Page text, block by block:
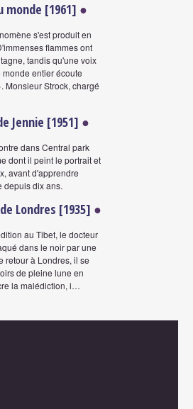
monde [1961] ●
s'est produit en
flammes ont
tandis qu'une voix
entier écoute
Monsieur Strock, chargé
Jennie [1951] ●
dans Central park
dont il peint le portrait et
avant d'apprendre
depuis dix ans.
Londres [1935] ●
au Tibet, le docteur
dans le noir par une
retour à Londres, il se
de pleine lune en
la malédiction, i…